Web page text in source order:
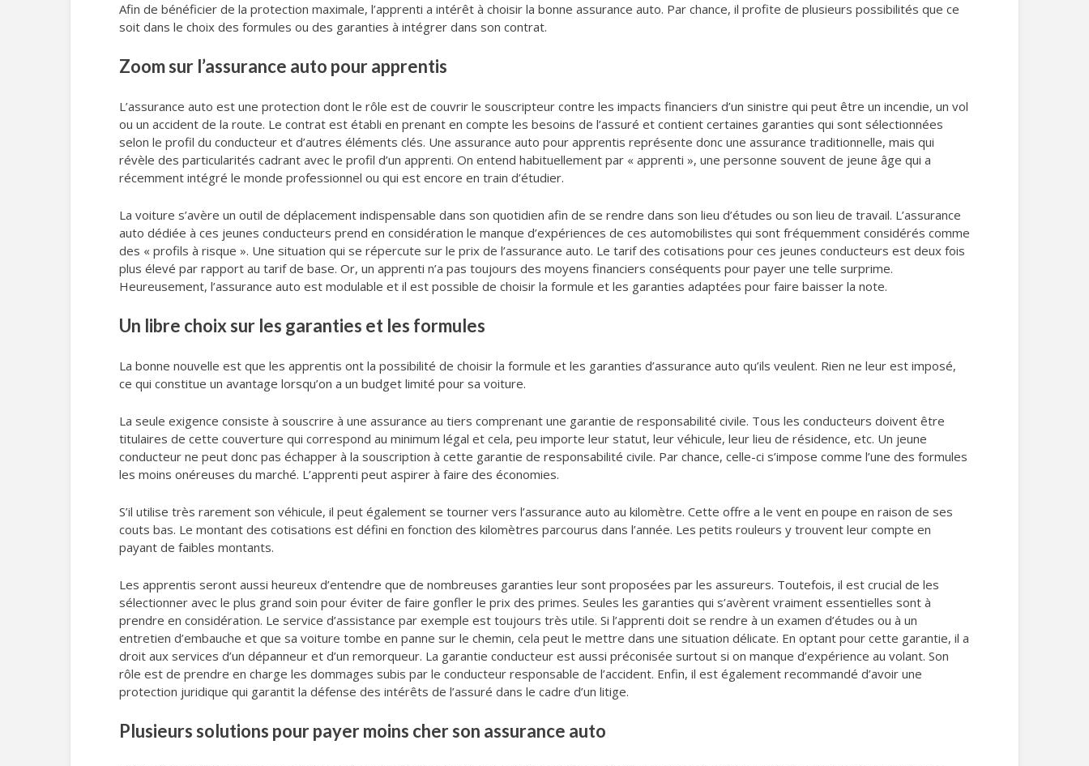
Afin de bénéficier de la protection maximale, l’apprenti a intérêt à choisir la bonne assurance auto. Par chance, il profite de plusieurs possibilités que ce
soit dans le choix des formules ou des garanties à intégrer dans son contrat.
Zoom sur l’assurance auto pour apprentis
L’assurance auto est une protection dont le rôle est de couvrir le souscripteur contre les impacts financiers d’un sinistre qui peut être un incendie, un vol
ou un accident de la route. Le contrat est établi en prenant en compte les besoins de l’assuré et contient certaines garanties qui sont sélectionnées
selon le profil du conducteur et d’autres éléments clés. Une assurance auto pour apprentis représente donc une assurance traditionnelle, mais qui
révèle des particularités cadrant avec le profil d’un apprenti. On entend habituellement par « apprenti », une personne souvent de jeune âge qui a
récemment intégré le monde professionnel ou qui est encore en train d’étudier.
La voiture s’avère un outil de déplacement indispensable dans son quotidien afin de se rendre dans son lieu d’études ou son lieu de travail. L’assurance
auto dédiée à ces jeunes conducteurs prend en considération le manque d’expériences de ces automobilistes qui sont fréquemment considérés comme
des « profils à risque ». Une situation qui se répercute sur le prix de l’assurance auto. Le tarif des cotisations pour ces jeunes conducteurs est deux fois
plus élevé par rapport au tarif de base. Or, un apprenti n’a pas toujours des moyens financiers conséquents pour payer une telle surprime.
Heureusement, l’assurance auto est modulable et il est possible de choisir la formule et les garanties adaptées pour faire baisser la note.
Un libre choix sur les garanties et les formules
La bonne nouvelle est que les apprentis ont la possibilité de choisir la formule et les garanties d’assurance auto qu’ils veulent. Rien ne leur est imposé,
ce qui constitue un avantage lorsqu’on a un budget limité pour sa voiture.
La seule exigence consiste à souscrire à une assurance au tiers comprenant une garantie de responsabilité civile. Tous les conducteurs doivent être
titulaires de cette couverture qui correspond au minimum légal et cela, peu importe leur statut, leur véhicule, leur lieu de résidence, etc. Un jeune
conducteur ne peut donc pas échapper à la souscription à cette garantie de responsabilité civile. Par chance, celle-ci s’impose comme l’une des formules
les moins onéreuses du marché. L’apprenti peut aspirer à faire des économies.
S’il utilise très rarement son véhicule, il peut également se tourner vers l’assurance auto au kilomètre. Cette offre a le vent en poupe en raison de ses
couts bas. Le montant des cotisations est défini en fonction des kilomètres parcourus dans l’année. Les petits rouleurs y trouvent leur compte en
payant de faibles montants.
Les apprentis seront aussi heureux d’entendre que de nombreuses garanties leur sont proposées par les assureurs. Toutefois, il est crucial de les
sélectionner avec le plus grand soin pour éviter de faire gonfler le prix des primes. Seules les garanties qui s’avèrent vraiment essentielles sont à
prendre en considération. Le service d’assistance par exemple est toujours très utile. Si l’apprenti doit se rendre à un examen d’études ou à un
entretien d’embauche et que sa voiture tombe en panne sur le chemin, cela peut le mettre dans une situation délicate. En optant pour cette garantie, il a
droit aux services d’un dépanneur et d’un remorqueur. La garantie conducteur est aussi préconisée surtout si on manque d’expérience au volant. Son
rôle est de prendre en charge les dommages subis par le conducteur responsable de l’accident. Enfin, il est également recommandé d’avoir une
protection juridique qui garantit la défense des intérêts de l’assuré dans le cadre d’un litige.
Plusieurs solutions pour payer moins cher son assurance auto